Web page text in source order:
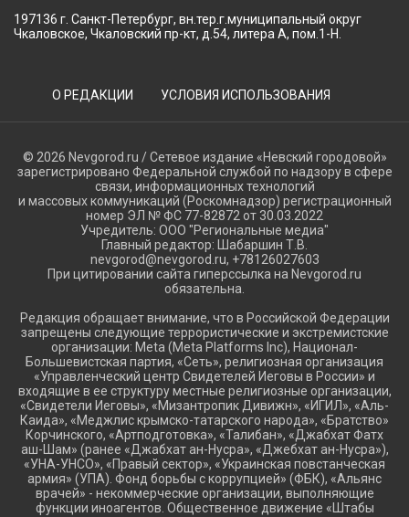
197136 г. Санкт-Петербург, вн.тер.г.муниципальный округ
Чкаловское, Чкаловский пр-кт, д.54, литера А, пом.1-Н.
О РЕДАКЦИИ УСЛОВИЯ ИСПОЛЬЗОВАНИЯ
© 2026 Nevgorod.ru / Сетевое издание «Невский городовой»
зарегистрировано Федеральной службой по надзору в сфере
связи, информационных технологий
и массовых коммуникаций (Роскомнадзор) регистрационный
номер ЭЛ № ФС 77-82872 от 30.03.2022
Учредитель: ООО "Региональные медиа"
Главный редактор: Шабаршин Т.В.
nevgorod@nevgorod.ru, +78126027603
При цитировании сайта гиперссылка на Nevgorod.ru
обязательна.
Редакция обращает внимание, что в Российской Федерации
запрещены следующие террористические и экстремистские
организации: Meta (Meta Platforms Inc), Национал-
Большевистская партия, «Сеть», религиозная организация
«Управленческий центр Свидетелей Иеговы в России» и
входящие в ее структуру местные религиозные организации,
«Свидетели Иеговы», «Мизантропик Дивижн», «ИГИЛ», «Аль-
Каида», «Меджлис крымско-татарского народа», «Братство»
Корчинского, «Артподготовка», «Талибан», «Джабхат Фатх
аш-Шам» (ранее «Джабхат ан-Нусра», «Джебхат ан-Нусра»),
«УНА-УНСО», «Правый сектор», «Украинская повстанческая
армия» (УПА). Фонд борьбы с коррупцией» (ФБК), «Альянс
врачей» - некоммерческие организации, выполняющие
функции иноагентов. Общественное движение «Штабы